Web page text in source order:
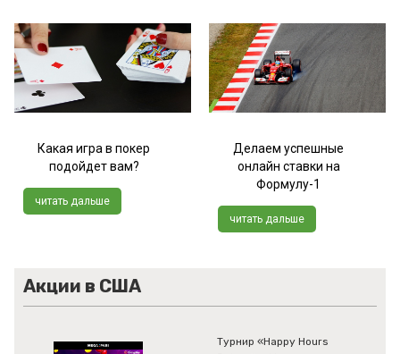
Какая игра в покер
подойдет вам?
читать дальше
Делаем успешные
онлайн ставки на
Формулу-1
читать дальше
Акции в США
Турнир «Happy Hours